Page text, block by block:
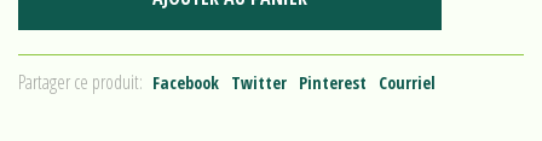
Partager ce produit: Facebook Twitter Pinterest Courriel